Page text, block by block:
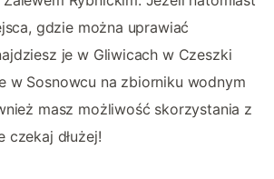
gdzie można uprawiać
je w Gliwicach w Czeszki
w Sosnowcu na zbiorniku wodnym
masz możliwość skorzystania z
czekaj dłużej!